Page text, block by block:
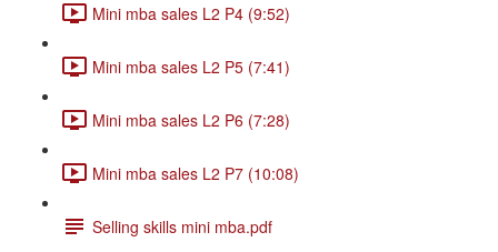
Mini mba sales L2 P4 (9:52)
Mini mba sales L2 P5 (7:41)
Mini mba sales L2 P6 (7:28)
Mini mba sales L2 P7 (10:08)
Selling skills mini mba.pdf